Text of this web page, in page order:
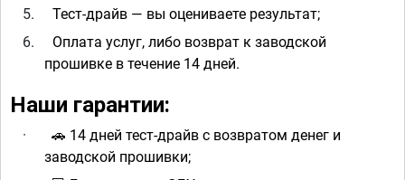
5. Тест-драйв — вы оцениваете результат;
6. Оплата услуг, либо возврат к заводской
прошивке в течение 14 дней.
Наши гарантии:
· 🚗 14 дней тест-драйв с возвратом денег и
заводской прошивки;